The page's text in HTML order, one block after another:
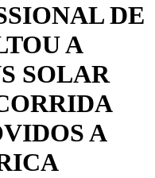
DE
A
SOLAR
A